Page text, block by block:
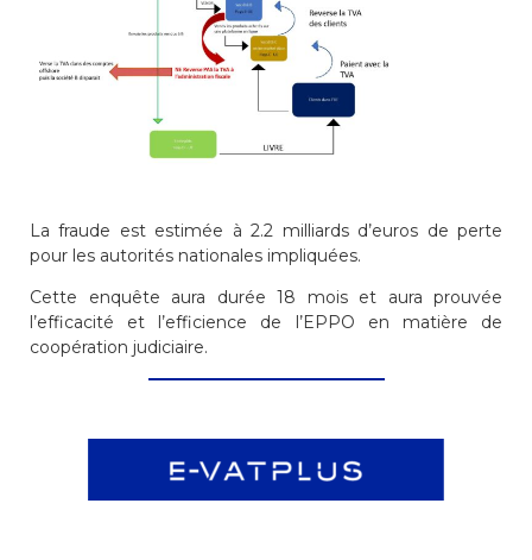
La fraude est estimée à 2.2 milliards d’euros de perte
pour les autorités nationales impliquées.
Cette enquête aura durée 18 mois et aura prouvée
l’efficacité et l’efficience de l’EPPO en matière de
coopération judiciaire.